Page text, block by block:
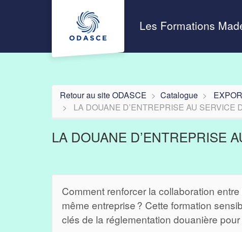
Aller au menu principal
Aller au contenu principal
Personnaliser l'interface
Les Formations
Retour au site ODASCE Catalogue
LA DOUANE D’ENTREPRISE AU SERVICE
LA DOUANE D’ENTREPRISE
Comment renforcer la collaboration
même entreprise ? Cette formation
clés de la réglementation douanière